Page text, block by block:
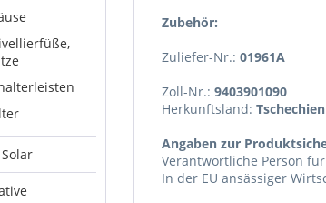
Zubehör:
Zuliefer-Nr.: 01961A
Zoll-Nr.: 9403901090
Herkunftsland: Tschechien
Angaben zur
Verantwortliche Person für
In der EU ansässiger